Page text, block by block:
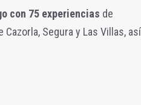
con 75 experiencias de
Segura y Las Villas, así